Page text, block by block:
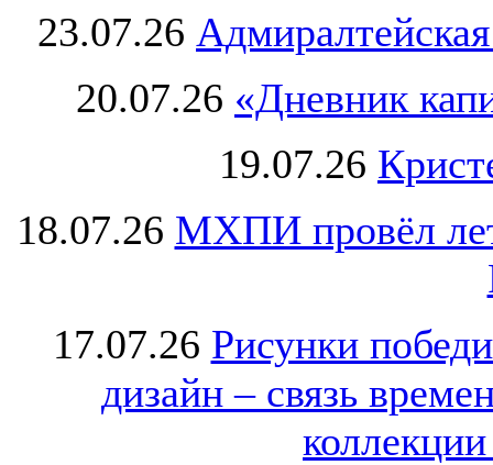
23.07.26
20.07.26 «Дневник
19.07.26
18.07.26 МХПИ провёл
17.07.26 Рисунки
дизайн – связь